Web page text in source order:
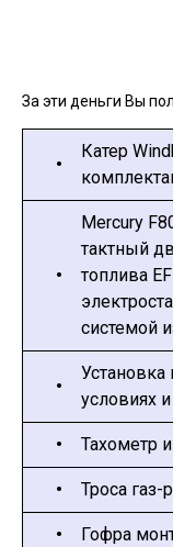
За эти деньги Вы
•
Катер
•
Mercury
тактный
топлива
системой
•
Установка
условиях
• Тахометр
• Троса газ-
• Гофра